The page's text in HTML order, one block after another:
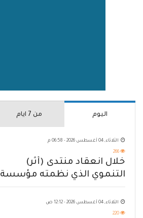
اليوم من 7 ايام
الثلاثاء, 04 أغسطس 2026 - 06:58 م
266
خلال انعقاد منتدى (أثر)
التنموي الذي نظمته مؤسسة
حضرموت
الثلاثاء, 04 أغسطس 2026 - 12:12 ص
220